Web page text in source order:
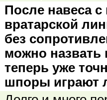
После навеса
вратарской
без
можно
теперь уже
шпоры играют